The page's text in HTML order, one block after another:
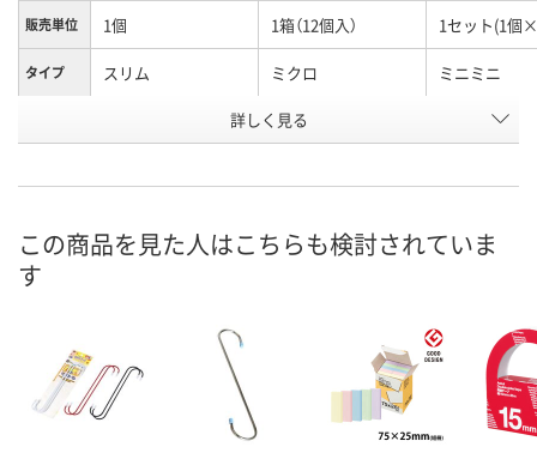
販売単位 1個 1箱（12個入） 1セット(1個
タイプ スリム ミクロ ミニミニ
EW96998 EW96984
カゴへ カゴへ
詳しく見る
この商品を見た人はこちらも検討されていま
す